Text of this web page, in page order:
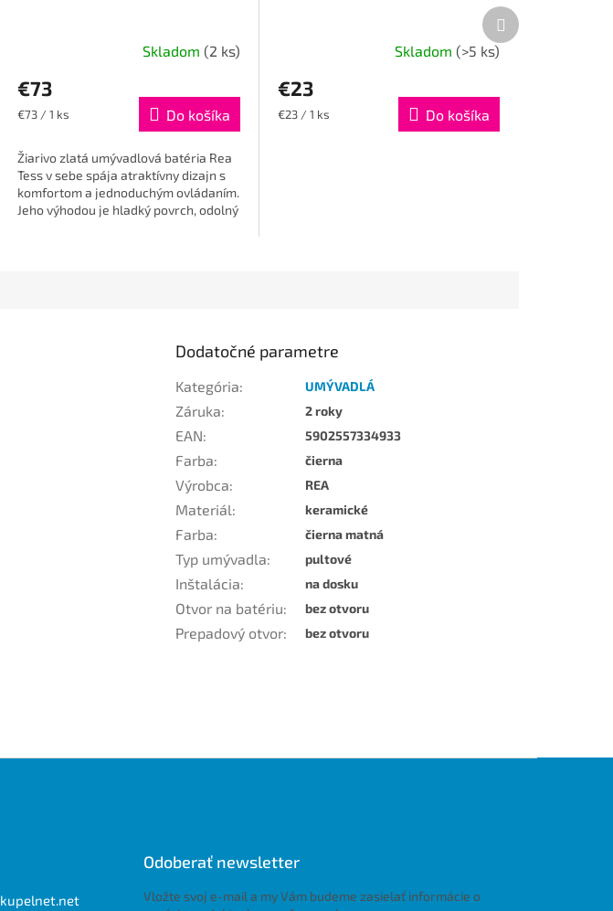
Skladom (2 ks)
€73
Jednotková
€73 / 1 ks Do košíka
Žiarivo zlatá umývadlová batéria Rea
Tess v sebe spája atraktívny dizajn s
komfortom a jednoduchým ovládaním.
Jeho výhodou je hladký povrch, odolný
Skladom (>5 ks)
€23
Jednotková
€23 / 1 ks Do košíka
Ďalší
produkt
Dodatočné parametre
Kategória: UMÝVADLÁ
Záruka: 2 roky
EAN: 5902557334933
Farba: čierna
Výrobca: REA
Materiál: keramické
Farba: čierna matná
Typ umývadla: pultové
Inštalácia: na dosku
Otvor na batériu: bez otvoru
Prepadový otvor: bez otvoru
kupelnet.net
Odoberať newsletter
Vložte svoj e-mail a my Vám budeme zasielať informácie o